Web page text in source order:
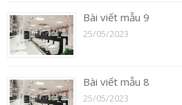
Bài viết mẫu 9
25/05/2023
Bài viết mẫu 8
25/05/2023